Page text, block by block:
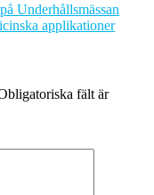
Underhållsmässan
applikationer
fält är